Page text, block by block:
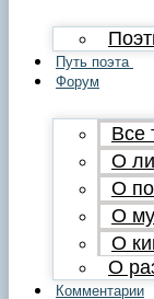
Путь поэта
Форум
Все
О
О
О
О
О
Комментарии